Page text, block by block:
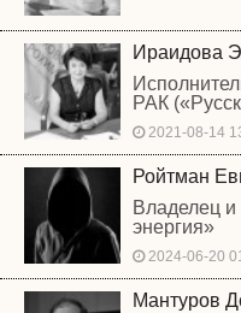
Ираидова
РАК
2021-08-14
Ройтман
Владелец
энергия»
2024-06-20
Мантуров